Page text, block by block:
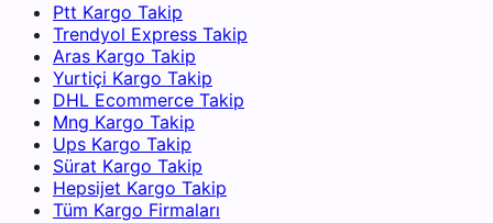
Ptt Kargo Takip
Trendyol Express Takip
Aras Kargo Takip
Yurtiçi Kargo Takip
DHL Ecommerce Takip
Mng Kargo Takip
Ups Kargo Takip
Sürat Kargo Takip
Hepsijet Kargo Takip
Tüm Kargo Firmaları